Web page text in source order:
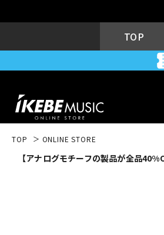
TOP
エレキギター
TOP ONLINE STORE
【アナログモチーフの製品が全品